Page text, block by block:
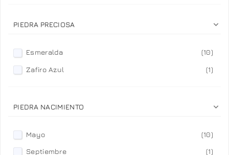
PIEDRA PRECIOSA 
Esmeralda
(10)
Zafiro Azul
(1)
PIEDRA NACIMIENTO 
Mayo
(10)
Septiembre
(1)